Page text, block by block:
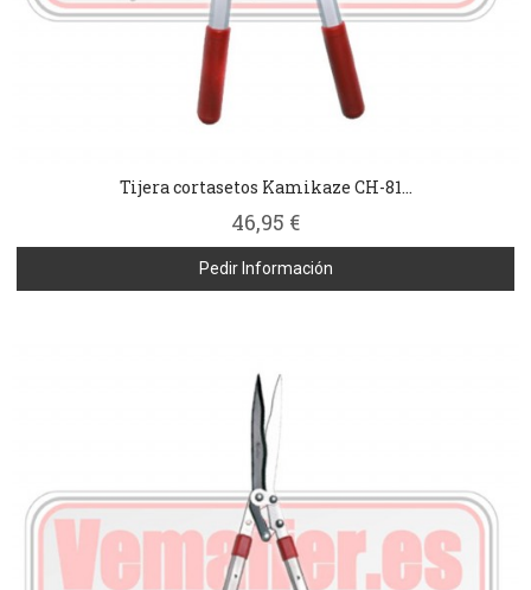
Tijera cortasetos Kamikaze CH-81...
46,95 €
Pedir Información